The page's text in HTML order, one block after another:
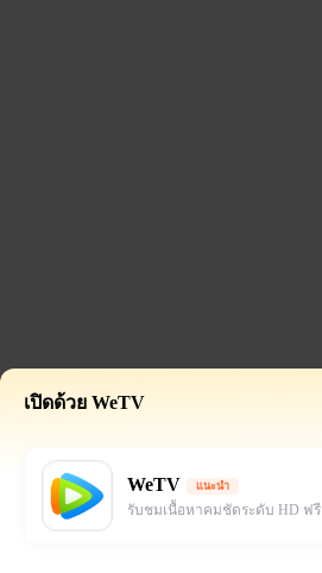
เปิดด้วย WeTV
WeTV แนะนำ
รับชมเนื้อหาคมชัดระดับ HD ฟรี